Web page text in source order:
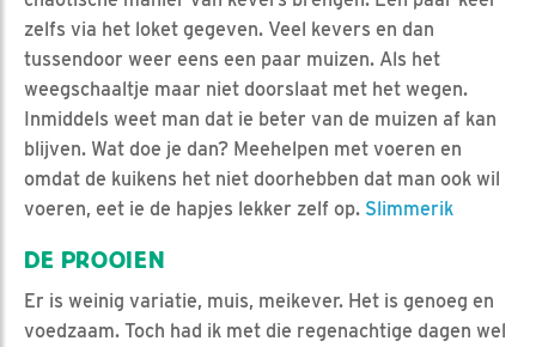
zelfs via het loket gegeven. Veel kevers en dan
tussendoor weer eens een paar muizen. Als het
weegschaaltje maar niet doorslaat met het wegen.
Inmiddels weet man dat ie beter van de muizen af kan
blijven. Wat doe je dan? Meehelpen met voeren en
omdat de kuikens het niet doorhebben dat man ook wil
voeren, eet ie de hapjes lekker zelf op. Slimmerik
DE PROOIEN
Er is weinig variatie, muis, meikever. Het is genoeg en
voedzaam. Toch had ik met die regenachtige dagen wel